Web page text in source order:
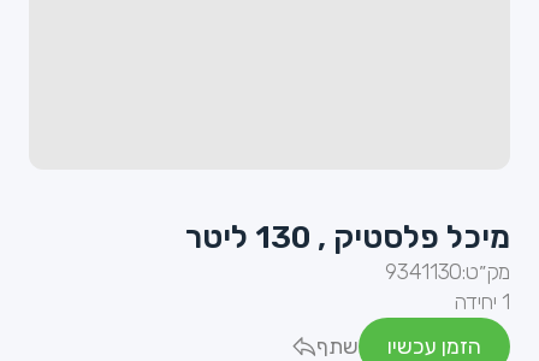
מיכל פלסטיק , 130 ליטר
מק״ט:9341130
1 יחידה
הזמן עכשיו
שתף